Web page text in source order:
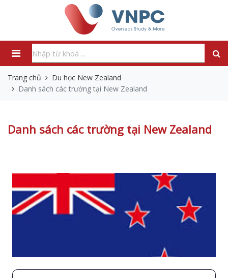
Trang chủ
Du học New Zealand
Danh sách các trường tại New Zealand
Danh sách các trường tại New Zealand